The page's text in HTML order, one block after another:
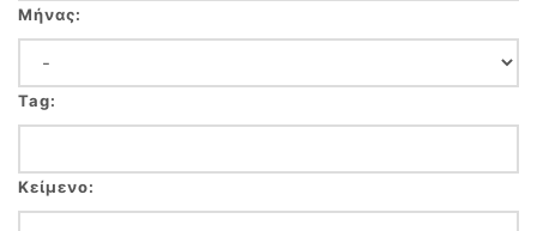
Μήνας:
Tag:
Κείμενο: